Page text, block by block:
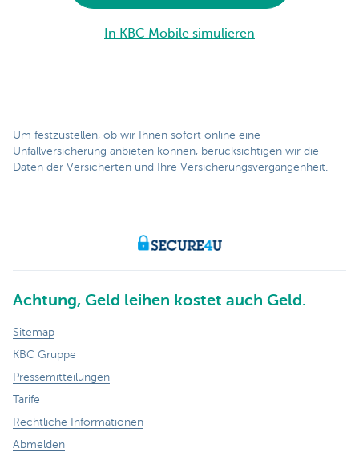
In KBC Mobile simulieren
Um festzustellen, ob wir Ihnen sofort online eine
Unfallversicherung anbieten können, berücksichtigen wir die
Daten der Versicherten und Ihre Versicherungsvergangenheit.
Achtung, Geld leihen kostet auch Geld.
Sitemap
KBC Gruppe
Pressemitteilungen
Tarife
Rechtliche Informationen
Abmelden